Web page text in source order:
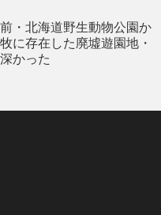
・北海道野生動物公園か
に存在した廃墟遊園地・
かった